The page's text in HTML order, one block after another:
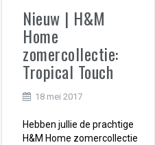
Nieuw | H&M
Home
zomercollectie:
Tropical Touch
18 mei 2017
Hebben jullie de prachtige
H&M Home zomercollectie